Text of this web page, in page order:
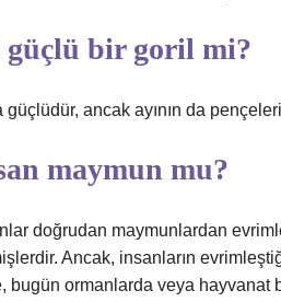
güçlü bir goril mi?
ancak ayının da
maymun mu?
doğrudan maymunlardan
Ancak, insanların
bugün ormanlarda veya